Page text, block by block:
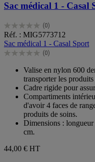
Sac médical 1 - Casal
(0)
0.0
sur
5
étoiles.
Réf. : MIG5773712
Sac médical 1 - Casal Sport
(0)
0.0
étoiles.
Valise en nylon 600
transporter les
Cadre rigide pour
Compartiments
d'avoir 4 faces de
produits de soins.
Dimensions :
cm.
44,00 € HT